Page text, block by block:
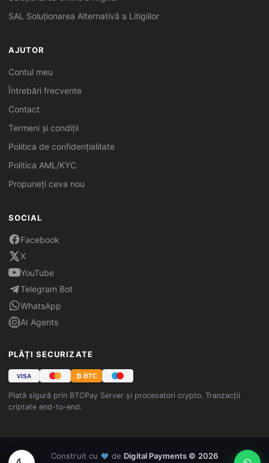
SAL Soluționarea Alternativă a Litigiilor
AJUTOR
Contul meu
Întrebări frecvente
Contact
Termeni și condiții
Politica de confidențialitate
Politica AML/KYC
Propuneți ceva nou
SOCIAL
Facebook
X
YouTube
Telegram Bot
WhatsApp
AI Agents
PLĂȚI SECURIZATE
VISA ₿ BTC
Plată sigură prin BTCPay Server și procesatori crypto. Tranzacții
criptate end-to-end.
Construit cu 🧡 de Digital Payments © 2026